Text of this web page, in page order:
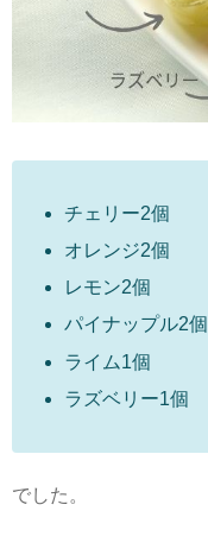
チェリー2個
オレンジ2個
レモン2個
パイナップル2個
ライム1個
ラズベリー1個
でした。